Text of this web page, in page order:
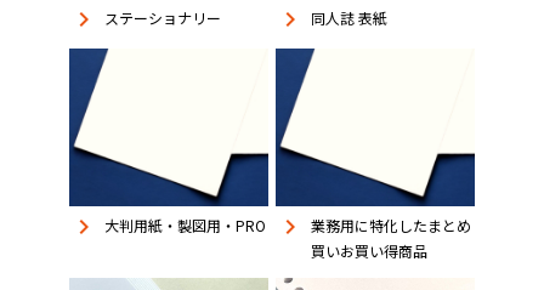
keyboard_arrow_right ステーショナリー keyboard_arrow_right 同人誌 表紙
keyboard_arrow_right 大判用紙・製図用・PRO keyboard_arrow_right
業務用に特化したまとめ
買いお買い得商品